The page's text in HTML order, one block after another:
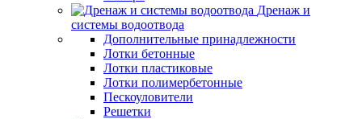
Дренаж и
системы водоотвода
Дополнительные принадлежности
Лотки бетонные
Лотки пластиковые
Лотки полимербетонные
Пескоуловители
Решетки